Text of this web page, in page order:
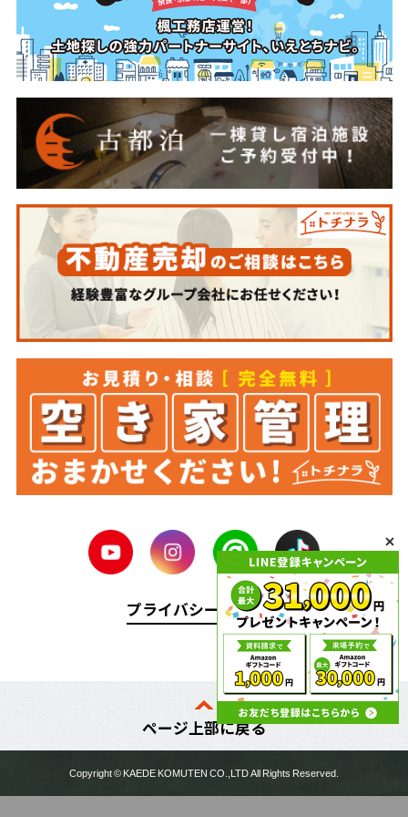
プライバシーポリシー
ページ上部に戻る
Copyright ©KAEDE KOMUTENCO.,LTD All Rights Reserved.